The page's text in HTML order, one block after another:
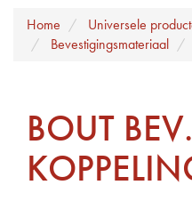
Home
Universele
Bevestigingsmateriaal
BOUT BEV.